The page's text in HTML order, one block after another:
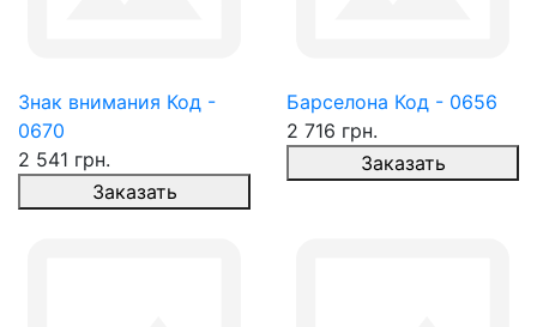
Знак внимания Код -
0670
2 541 грн.
Заказать
Барселона Код - 0656
2 716 грн.
Заказать